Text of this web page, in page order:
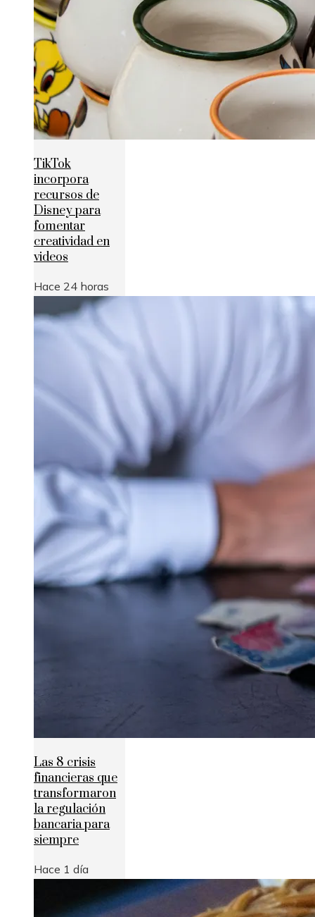
TikTok
incorpora
recursos de
Disney para
fomentar
creatividad en
videos
Hace 24 horas
Las 8 crisis
financieras que
transformaron
la regulación
bancaria para
siempre
Hace 1 día